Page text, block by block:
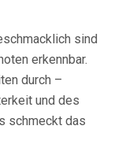
sind
erkennbar.
durch –
und des
schmeckt das